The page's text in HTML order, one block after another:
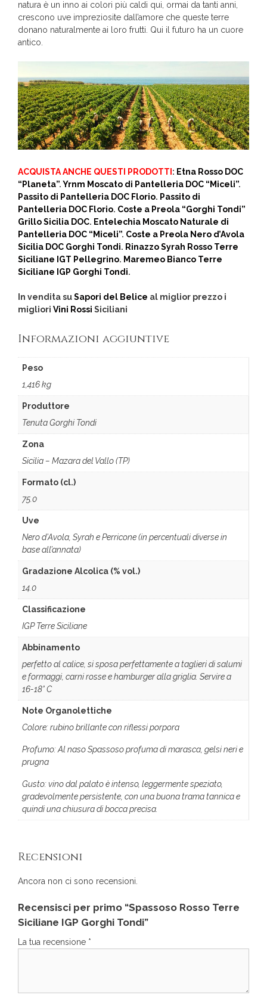
natura è un inno ai colori più caldi qui, ormai da tanti anni,
crescono uve impreziosite dall’amore che queste terre
donano naturalmente ai loro frutti. Qui il futuro ha un cuore
antico.
ACQUISTA ANCHE QUESTI PRODOTTI : Etna Rosso DOC
“Planeta”.Yrnm Moscato di Pantelleria DOC “Miceli”.
Passito di Pantelleria DOC Florio. Passito di
Pantelleria DOC Florio. Coste a Preola “Gorghi Tondi”
Grillo Sicilia DOC. Entelechia Moscato Naturale di
Pantelleria DOC “Miceli”. Coste a Preola Nero d’Avola
Sicilia DOC Gorghi Tondi. Rinazzo Syrah Rosso Terre
Siciliane IGT Pellegrino. Maremeo Bianco Terre
Siciliane IGP Gorghi Tondi.
In vendita suSapori del Belice al miglior prezzo i
migliori Vini Rossi Siciliani
Informazioni aggiuntive
Peso
1,416 kg
Produttore
Tenuta Gorghi Tondi
Zona
Sicilia – Mazara del Vallo (TP)
Formato (cl.)
75.0
Uve
Nero d’Avola, Syrah e Perricone (in percentuali diverse in
base all’annata)
Gradazione Alcolica (% vol.)
14.0
Classificazione
IGP Terre Siciliane
Abbinamento
perfetto al calice, si sposa perfettamente a taglieri di salumi
e formaggi, carni rosse e hamburger alla griglia. Servire a
16-18° C
Note Organolettiche
Colore: rubino brillante con riflessi porpora
Profumo: Al naso Spassoso profuma di marasca, gelsi neri e
prugna
Gusto: vino dal palato è intenso, leggermente speziato,
gradevolmente persistente, con una buona trama tannica e
quindi una chiusura di bocca precisa.
Recensioni
Ancora non ci sono recensioni.
Recensisci per primo “Spassoso Rosso Terre
Siciliane IGP Gorghi Tondi”
La tua recensione *